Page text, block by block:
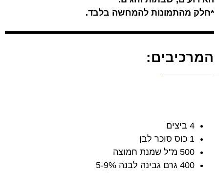
*חלק מהתמונות להמחשה בלבד.
המרכיבים:
4 ביצים
1 כוס סוכר לבן
500 מ"ל שמנת חמוצה
400 גרם גבינה לבנה 5-9%